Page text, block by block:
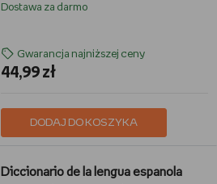
Dostawa za darmo
Gwarancja najniższej ceny
44,99 zł
DODAJ DO KOSZYKA
Diccionario de la lengua espanola